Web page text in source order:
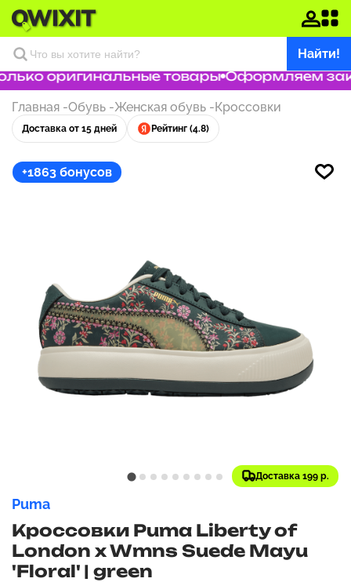
Найти!
оригинальные товары Оформляем
Главная -Обувь -Женская обувь -Кроссовки
Доставка от 15 дней Рейтинг (4.8)
+1863 бонусов
Доставка 199 р.
Puma
Кроссовки Puma Liberty of
London x Wmns Suede Mayu
'Floral' | green